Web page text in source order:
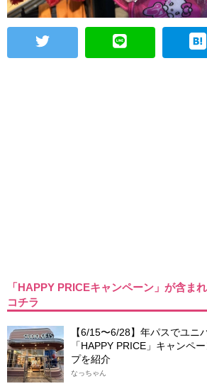
「HAPPY PRICEキャンペーン」が含ま
コチラ
【6/15〜6/28】年パスでユニ
「HAPPY PRICE」キャンペ
プを紹介
なっちゃん